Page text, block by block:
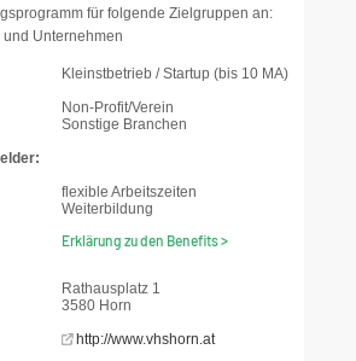
für folgende Zielgruppen an:
Unternehmen
Kleinstbetrieb / Startup (bis 10 MA)
Non-Profit/Verein
Sonstige Branchen
flexible Arbeitszeiten
Weiterbildung
Erklärung zu den Benefits >
Rathausplatz 1
3580 Horn
http://www.vhshorn.at